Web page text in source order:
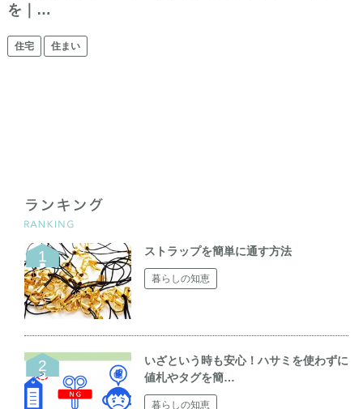
を｜…
住宅 住まい
ストラップを簡単に通す方法
暮らしの知恵
いざという時も安心！ハサミを使わずに
値札やタグを簡…
暮らしの知恵